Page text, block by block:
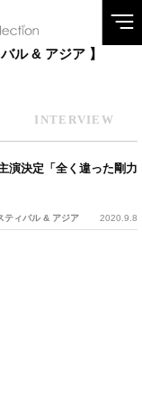
ル & アジア 】
INTERVIEW
演決定「全く違った剛力
ティバル & アジア 2020.9.8